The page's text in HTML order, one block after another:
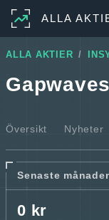
ALLA
ALLA AKTIER
Gapwaves
Översikt Nyheter
Senaste
0 kr